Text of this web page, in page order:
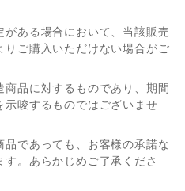
ある場合において、当該販売
ご購入いただけない場合がご
品に対するものであり、期間
唆するものではございませ
であっても、お客様の承諾な
。あらかじめご了承くださ